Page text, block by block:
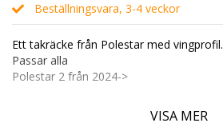
Beställningsvara, 3-4 veckor
Ett takräcke från Polestar med vingprofil.
Passar alla
Polestar 2 från 2024->
VISA MER